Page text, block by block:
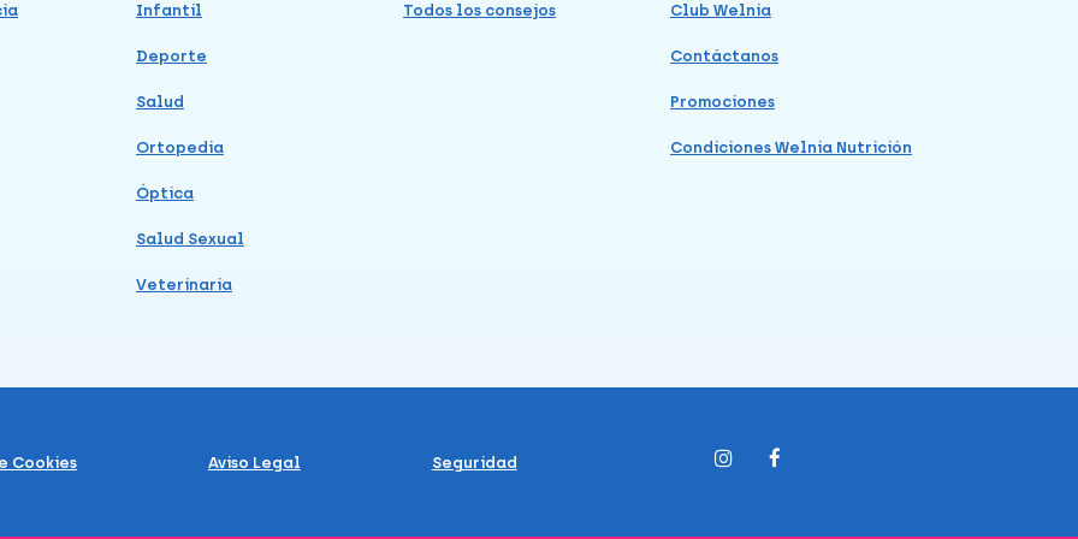
Infantil
Deporte
Salud
Ortopedia
Óptica
Salud Sexual
Veterinaria
Todos los consejos Club Welnia
Contáctanos
Promociones
Condiciones Welnia Nutrición
Cookies Aviso Legal Seguridad